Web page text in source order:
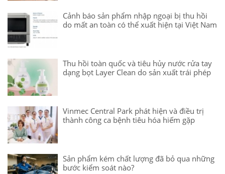
Cảnh báo sản phẩm nhập ngoại bị thu hồi
do mất an toàn có thể xuất hiện tại Việt Nam
Thu hồi toàn quốc và tiêu hủy nước rửa tay
dạng bọt Layer Clean do sản xuất trái phép
Vinmec Central Park phát hiện và điều trị
thành công ca bệnh tiêu hóa hiếm gặp
Sản phẩm kém chất lượng đã bỏ qua những
bước kiểm soát nào?